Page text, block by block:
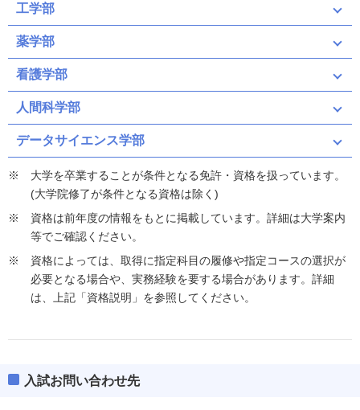
工学部
薬学部
看護学部
人間科学部
データサイエンス学部
大学を卒業することが条件となる免許・資格を扱っています。
(大学院修了が条件となる資格は除く)
資格は前年度の情報をもとに掲載しています。詳細は大学案内
等でご確認ください。
資格によっては、取得に指定科目の履修や指定コースの選択が
必要となる場合や、実務経験を要する場合があります。詳細
は、上記「資格説明」を参照してください。
入試お問い合わせ先